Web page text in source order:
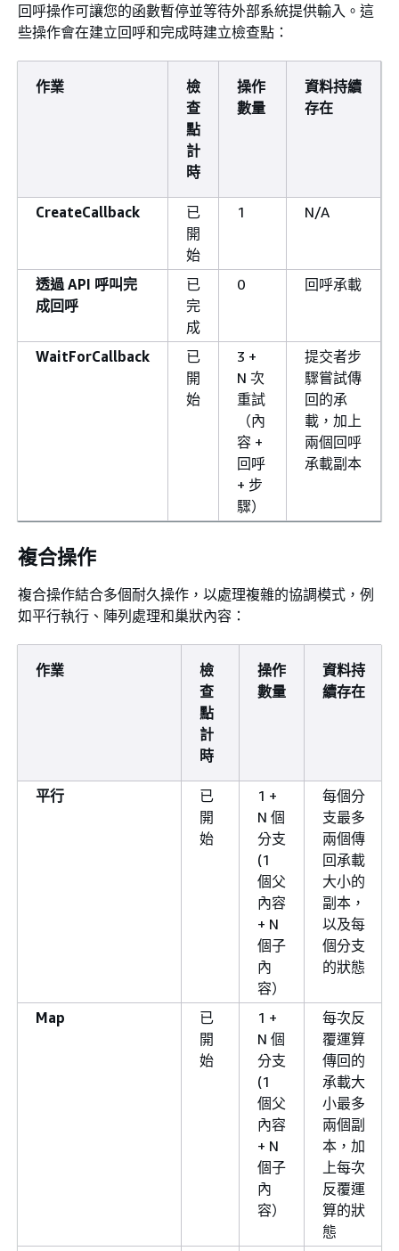
回呼操作可讓您的函數暫停並等待外部系統提供輸入。這
些操作會在建立回呼和完成時建立檢查點：
作業
檢
查
點
計
時
操作
數量
資料持續
存在
CreateCallback
已
開
始
1 N/A
透過 API 呼叫完
成回呼
已
完
成
0 回呼承載
WaitForCallback
已
開
始
3 +
N 次
重試
（內
容 +
回呼
+ 步
驟）
提交者步
驟嘗試傳
回的承
載，加上
兩個回呼
承載副本
複合操作
複合操作結合多個耐久操作，以處理複雜的協調模式，例
如平行執行、陣列處理和巢狀內容：
作業
檢
查
點
計
時
操作
數量
資料持
續存在
平行
已
開
始
1 +
N 個
分支
(1
個父
內容
+ N
個子
內
容）
每個分
支最多
兩個傳
回承載
大小的
副本，
以及每
個分支
的狀態
Map
已
開
始
1 +
N 個
分支
(1
個父
內容
+ N
個子
內
容）
每次反
覆運算
傳回的
承載大
小最多
兩個副
本，加
上每次
反覆運
算的狀
態